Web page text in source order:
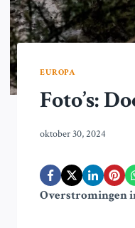
EUROPA
Foto’s:
oktober 30, 2024
Overstromingen